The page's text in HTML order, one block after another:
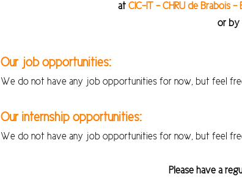
at CIC-IT – CHRU de Brabois
or by
Our job opportunities:
We do not have any job opportunities for now, but feel
Our internship opportunities:
We do not have any job opportunities for now, but feel
Please have a